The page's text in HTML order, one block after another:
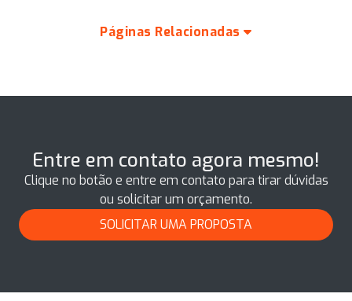
Páginas Relacionadas
Entre em contato agora mesmo!
Clique no botão e entre em contato para tirar dúvidas
ou solicitar um orçamento.
SOLICITAR UMA PROPOSTA